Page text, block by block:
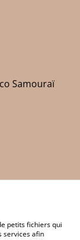
Samouraï
petits fichiers qui
services afin